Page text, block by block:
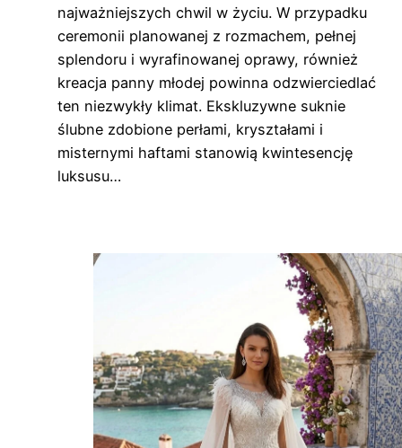
najważniejszych chwil w życiu. W przypadku
ceremonii planowanej z rozmachem, pełnej
splendoru i wyrafinowanej oprawy, również
kreacja panny młodej powinna odzwierciedlać
ten niezwykły klimat. Ekskluzywne suknie
ślubne zdobione perłami, kryształami i
misternymi haftami stanowią kwintesencję
luksusu…